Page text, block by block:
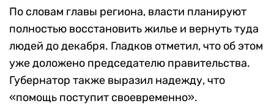
По словам главы региона, власти планируют
полностью восстановить жилье и вернуть туда
людей до декабря. Гладков отметил, что об этом
уже доложено председателю правительства.
Губернатор также выразил надежду, что
«помощь поступит своевременно».